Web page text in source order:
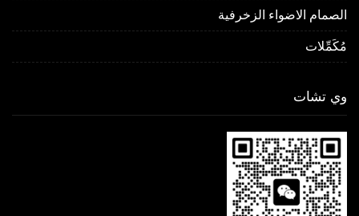
الصمام الاضواء الزخرفية
مُكَمِّلات
وي تشات